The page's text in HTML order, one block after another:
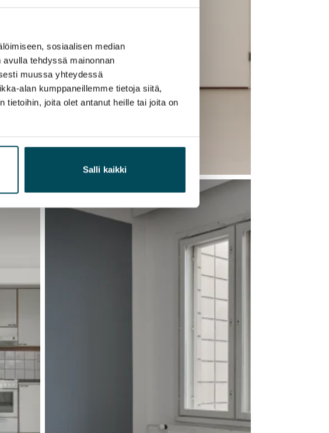
sosiaalisen median
tehdyssä mainonnan
muussa yhteydessä
alan kumppaneillemme tietoja siitä,
tietoihin, joita olet antanut heille tai joita on
Salli kaikki